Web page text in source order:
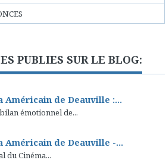
PUBLIES SUR LE BLOG:
Américain de Deauville :...
émotionnel de...
Américain de Deauville -...
du Cinéma...